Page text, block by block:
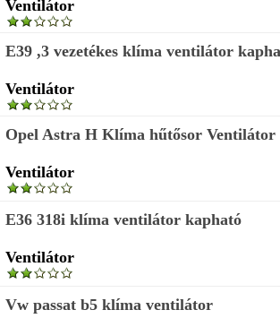
Ventilátor
E39 ,3 vezetékes klíma ventilátor
Ventilátor
Opel Astra H Klíma hűtősor Ventilátor
Ventilátor
E36 318i klíma ventilátor kapható
Ventilátor
Vw passat b5 klíma ventilátor